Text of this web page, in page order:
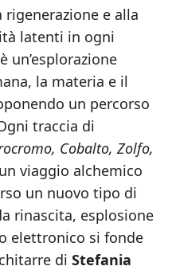
e alla
latenti in ogni
un’esplorazione
la materia e il
un percorso
traccia di
Cobalto, Zolfo,
viaggio alchemico
un nuovo tipo di
rinascita, esplosione
elettronico si fonde
di Stefania